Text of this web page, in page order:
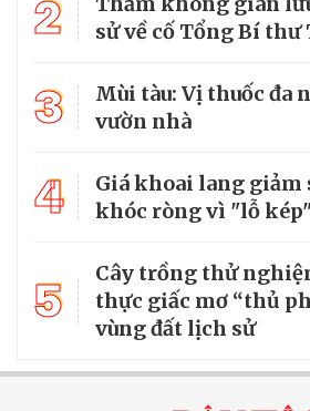
2
sử về cố Tổng Bí
3
Mùi tàu: Vị thuốc đa
vườn nhà
4
Giá khoai lang giảm
khóc ròng vì "lỗ
5
Cây trồng thử
thực giấc mơ “thủ
vùng đất lịch sử